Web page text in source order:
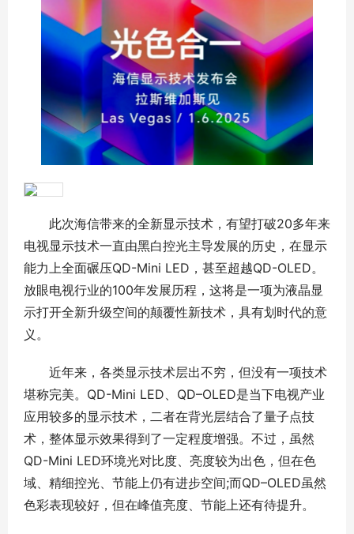
此次海信带来的全新显示技术，有望打破20多年来
电视显示技术一直由黑白控光主导发展的历史，在显示
能力上全面碾压QD-Mini LED，甚至超越QD-OLED。
放眼电视行业的100年发展历程，这将是一项为液晶显
示打开全新升级空间的颠覆性新技术，具有划时代的意
义。
近年来，各类显示技术层出不穷，但没有一项技术
堪称完美。QD-Mini LED、QD–OLED是当下电视产业
应用较多的显示技术，二者在背光层结合了量子点技
术，整体显示效果得到了一定程度增强。不过，虽然
QD-Mini LED环境光对比度、亮度较为出色，但在色
域、精细控光、节能上仍有进步空间;而QD–OLED虽然
色彩表现较好，但在峰值亮度、节能上还有待提升。